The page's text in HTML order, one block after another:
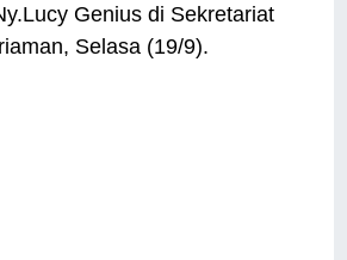
Genius di Sekretariat
Selasa (19/9).